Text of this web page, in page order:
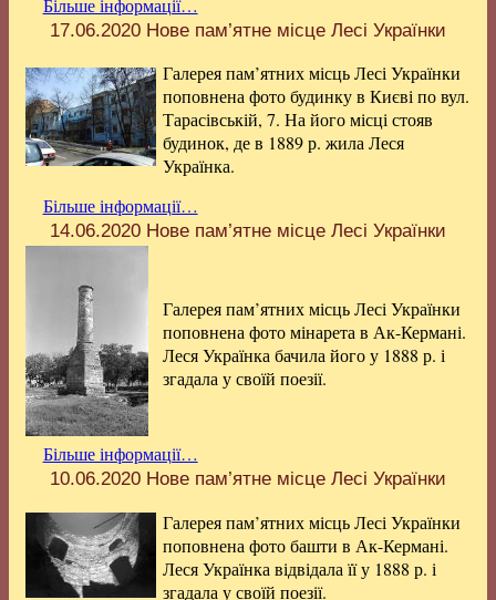
Більше інформації…
17.06.2020 Нове пам’ятне місце Лесі Українки
Галерея пам’ятних місць Лесі Українки
поповнена фото будинку в Києві по вул.
Тарасівській, 7. На його місці стояв
будинок, де в 1889 р. жила Леся
Українка.
Більше інформації…
14.06.2020 Нове пам’ятне місце Лесі Українки
Галерея пам’ятних місць Лесі Українки
поповнена фото мінарета в Ак-Кермані.
Леся Українка бачила його у 1888 р. і
згадала у своїй поезії.
Більше інформації…
10.06.2020 Нове пам’ятне місце Лесі Українки
Галерея пам’ятних місць Лесі Українки
поповнена фото башти в Ак-Кермані.
Леся Українка відвідала її у 1888 р. і
згадала у своїй поезії.